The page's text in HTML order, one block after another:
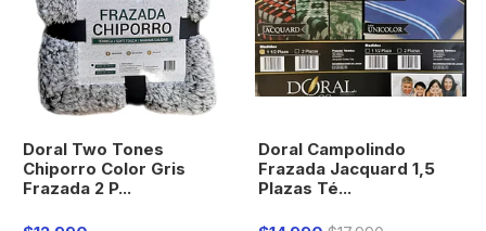
Doral Two Tones
Chiporro Color Gris
Frazada 2 P...
Doral Campolindo
Frazada Jacquard 1,5
Plazas Té...